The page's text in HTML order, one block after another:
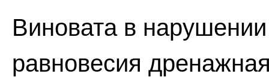
Виновата в
равновесия